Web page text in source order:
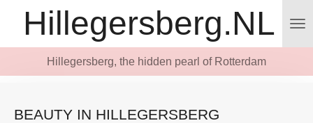
direct
naar
Hillegersberg.NL
Hillegersberg, the hidden pearl of Rotterdam
BEAUTY IN HILLEGERSBERG